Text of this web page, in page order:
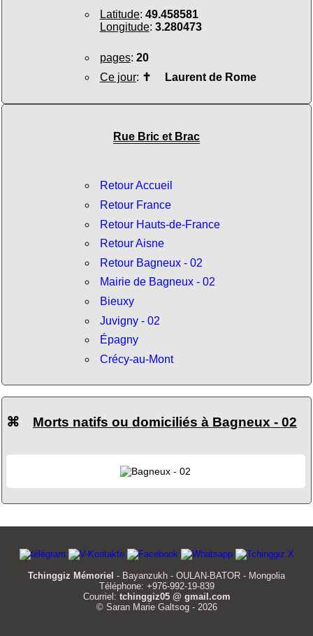
Latitude: 49.458581
Longitude: 3.280473
pages: 20
Ce jour: ✝ Laurent de Rome
Rue Bric et Brac
Retour Accueil
Retour France
Retour Hauts-de-France
Retour Aisne
Retour Bagneux - 02
Mairie de Bagneux - 02
Bieuxy
Juvigny - 02
Épagny
Crécy-au-Mont
⌘ Morts natifs ou domiciliés à Bagneux - 02
Tchinggiz Mémoriel - Bayanzukh - OULAN-BATOR - Mongolia
Téléphone: +976-992-19-839
Courriel: tchinggiz05 @ gmail.com
© Saran Marie Galtsog - 2026